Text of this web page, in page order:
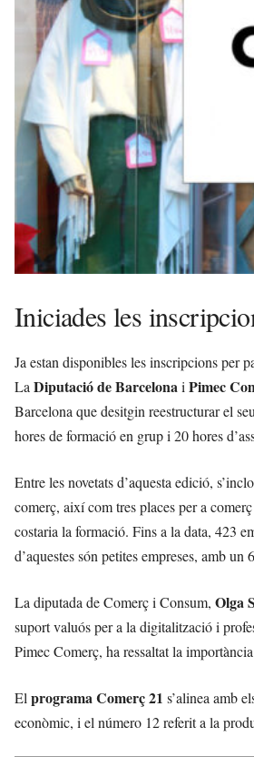
Iniciades les
Ja estan disponibles les inscripcions per
LaDiputació de BarcelonaiPimec
Barcelona que desitgin reestructurar el
hores de formació en grup i 20 hores
Entre les novetats d’aquesta edició,
comerç, així com tres places per a
costaria la formació. Fins a la data, 423
d’aquestes són petites empreses, amb
La diputada de Comerç i Consum, Olga
suport valuós per a la digitalització i
Pimec Comerç, ha ressaltat la
Elprograma Comerç 21 s’alinea amb
econòmic, i el número 12 referit a la